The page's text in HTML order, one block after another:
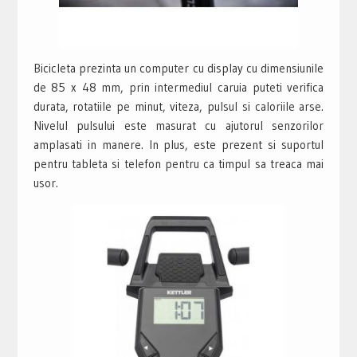
Bicicleta prezinta un computer cu display cu dimensiunile
de 85 x 48 mm, prin intermediul caruia puteti verifica
durata, rotatiile pe minut, viteza, pulsul si caloriile arse.
Nivelul pulsului este masurat cu ajutorul senzorilor
amplasati in manere. In plus, este prezent si suportul
pentru tableta si telefon pentru ca timpul sa treaca mai
usor.